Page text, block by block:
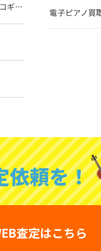
】 電子ピアノ買
依頼を！
査定はこちら